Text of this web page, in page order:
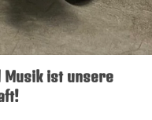
Musik ist unsere